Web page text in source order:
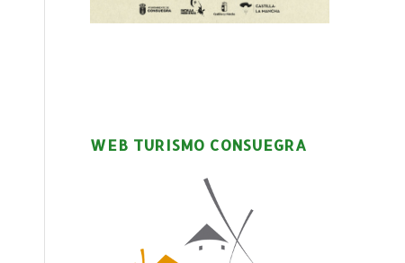
WEB TURISMO CONSUEGRA